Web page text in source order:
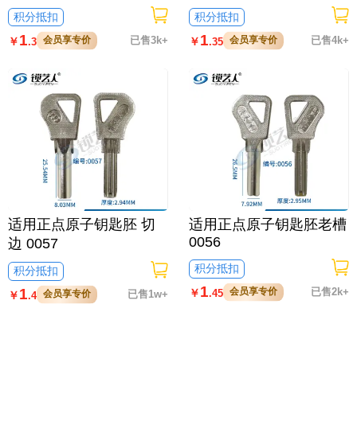
积分抵扣
￥1.3 会员享专价 已售3k+
适用正点原子钥匙胚 切
边 0057
积分抵扣
￥1.4 会员享专价 已售1w+
积分抵扣
￥1.35 会员享专价 已售4k+
适用正点原子钥匙胚老槽
0056
积分抵扣
￥1.45 会员享专价 已售2k+